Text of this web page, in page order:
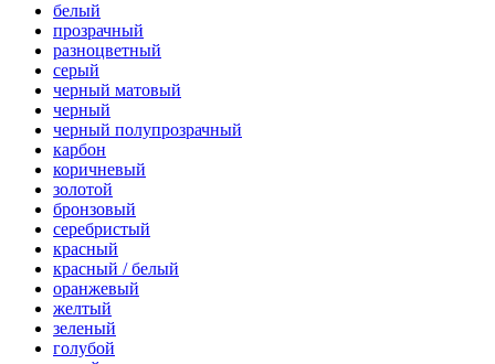
белый
прозрачный
разноцветный
серый
черный матовый
черный
черный полупрозрачный
карбон
коричневый
золотой
бронзовый
серебристый
красный
красный / белый
оранжевый
желтый
зеленый
голубой